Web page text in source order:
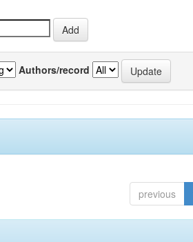
Authors/record
previous